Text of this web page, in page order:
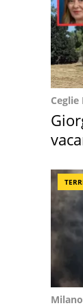
Ceglie
Milano